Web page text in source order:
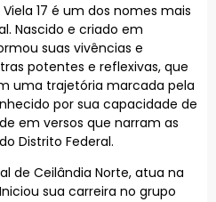
17 é um dos nomes mais
Nascido e criado em
suas vivências e
potentes e reflexivas, que
uma trajetória marcada pela
por sua capacidade de
em versos que narram as
Distrito Federal.
de Ceilândia Norte, atua na
sua carreira no grupo